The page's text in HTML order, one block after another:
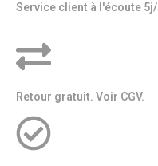
Service client à l'écoute
Retour gratuit. Voir CGV.